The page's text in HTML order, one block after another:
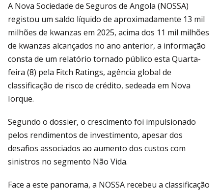
A Nova Sociedade de Seguros de Angola (NOSSA)
registou um saldo líquido de aproximadamente 13 mil
milhões de kwanzas em 2025, acima dos 11 mil milhões
de kwanzas alcançados no ano anterior, a informação
consta de um relatório tornado público esta Quarta-
feira (8) pela Fitch Ratings, agência global de
classificação de risco de crédito, sedeada em Nova
Iorque.
Segundo o dossier, o crescimento foi impulsionado
pelos rendimentos de investimento, apesar dos
desafios associados ao aumento dos custos com
sinistros no segmento Não Vida.
Face a este panorama, a NOSSA recebeu a classificação